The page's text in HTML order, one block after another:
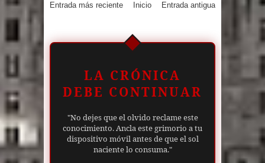
Entrada más reciente Entrada antigua
Inicio
LA CRÓNICA
DEBE CONTINUAR
"No dejes que el olvido reclame este
conocimiento. Ancla este grimorio a tu
dispositivo móvil antes de que el sol
naciente lo consuma."